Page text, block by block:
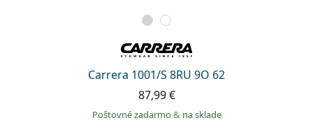
Carrera 1001/S 8RU 9O 62
87,99 €
Poštovné zadarmo& na sklade